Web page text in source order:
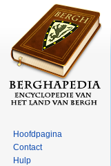
Hoofdpagina
Contact
Hulp